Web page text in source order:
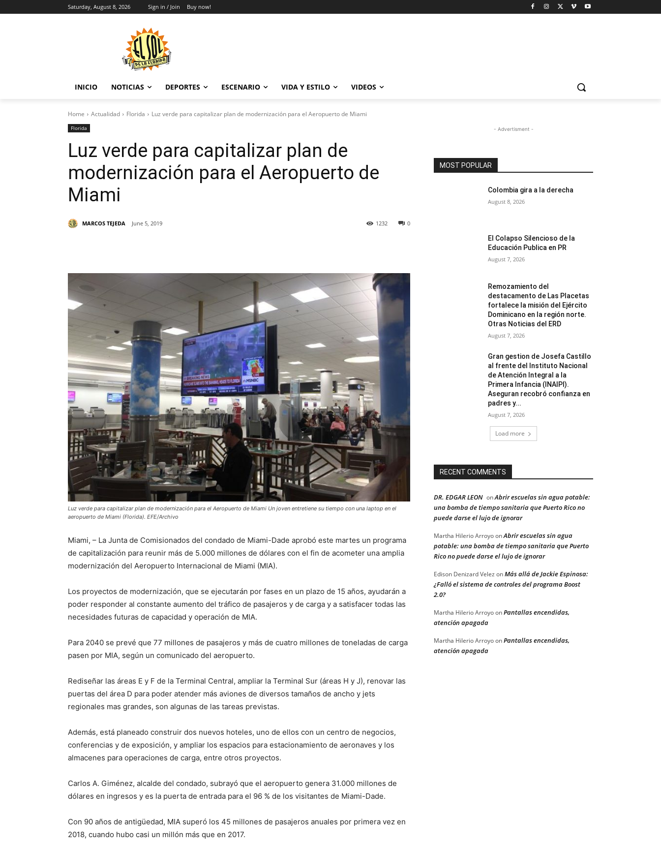
Saturday, August 8, 2026 Sign in / Join Buy now!
INICIO NOTICIAS DEPORTES ESCENARIO VIDA Y ESTILO VIDEOS
Home Actualidad Florida Luz verde para capitalizar plan de modernización para el Aeropuerto de Miami
Florida
Luz verde para capitalizar plan de
modernización para el Aeropuerto de
Miami
MARCOS TEJEDA June 5, 2019 0
1232
Luz verde para capitalizar plan de modernización para el Aeropuerto de Miami Un joven entretiene su tiempo con una laptop en el
aeropuerto de Miami (Florida). EFE/Archivo
Miami, – La Junta de Comisionados del condado de Miami-Dade aprobó este martes un programa
de capitalización para reunir más de 5.000 millones de dólares con el fin de acometer una amplia
modernización del Aeropuerto Internacional de Miami (MIA).
Los proyectos de modernización, que se ejecutarán por fases en un plazo de 15 años, ayudarán a
poder responder al constante aumento del tráfico de pasajeros y de carga y a satisfacer todas las
necesidades futuras de capacidad y operación de MIA.
Para 2040 se prevé que 77 millones de pasajeros y más de cuatro millones de toneladas de carga
pasen por MIA, según un comunicado del aeropuerto.
Rediseñar las áreas E y F de la Terminal Central, ampliar la Terminal Sur (áreas H y J), renovar las
puertas del área D para poder atender más aviones de diversos tamaños de ancho y jets
regionales mas grandes, son algunas de las tareas previstas.
Además, está planeado construir dos nuevos hoteles, uno de ellos con un centro de negocios,
conferencias y de exposición, y ampliar los espacios para estacionamiento de aeronaves y los
almacenes para operaciones de carga, entre otros proyectos.
Carlos A. Giménez, alcalde del condado, subrayó que el aeropuerto genera 31.000 millones de
dólares en ingresos y es la puerta de entrada para el 96 % de los visitantes de Miami-Dade.
Con 90 años de antigüedad, MIA superó los 45 millones de pasajeros anuales por primera vez en
2018, cuando hubo casi un millón más que en 2017.
- Advertisment -
MOST POPULAR
Colombia gira a la derecha
August 8, 2026
El Colapso Silencioso de la
Educación Publica en PR
August 7, 2026
Remozamiento del
destacamento de Las Placetas
fortalece la misión del Ejército
Dominicano en la región norte.
Otras Noticias del ERD
August 7, 2026
Gran gestion de Josefa Castillo
al frente del Instituto Nacional
de Atención Integral a la
Primera Infancia (INAIPI).
Aseguran recobró confianza en
padres y...
August 7, 2026
Load more
RECENT COMMENTS
DR. EDGAR LEON onAbrir escuelas sin agua potable:
una bomba de tiempo sanitaria que Puerto Rico no
puede darse el lujo de ignorar
Martha Hilerio ArroyoonAbrir escuelas sin agua
potable: una bomba de tiempo sanitaria que Puerto
Rico no puede darse el lujo de ignorar
Edison Denizard Velez onMás allá de Jackie Espinosa:
¿Falló el sistema de controles del programa Boost
2.0?
Martha Hilerio ArroyoonPantallas encendidas,
atención apagada
Martha Hilerio ArroyoonPantallas encendidas,
atención apagada